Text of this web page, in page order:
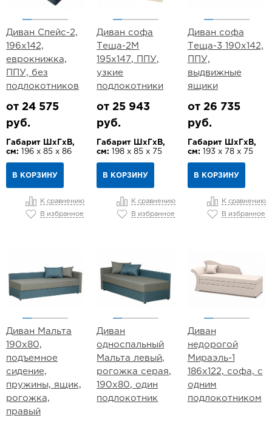
Диван Спейс-2,
196х142,
еврокнижка,
ППУ, без
подлокотников
от 24 575
руб.
Габарит ШхГхВ,
см: 196 х 85 х 86
В КОРЗИНУ
К сравнению
В избранное
Диван софа
Теща-2М
195х147, ППУ,
узкие
подлокотники
от 25 943
руб.
Габарит ШхГхВ,
см:
198 х 85 х 75
В КОРЗИНУ
К сравнению
В избранное
Диван софа
Теща-3 190х142,
ППУ,
выдвижные
ящики
от 26 735
руб.
Габарит ШхГхВ,
см: 193 х 78 х 75
В КОРЗИНУ
К сравнению
В избранное
Диван Мальта
190х80,
подъемное
сидение,
пружины, ящик,
рогожка,
правый
Диван
односпальный
Мальта левый,
рогожка серая,
190х80, один
подлокотник
Диван
недорогой
Мираэль-1
186х122, софа, с
одним
подлокотником